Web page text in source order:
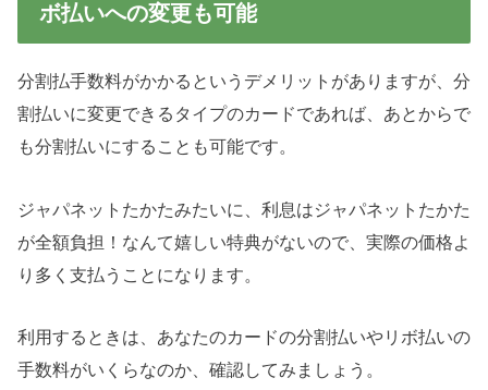
ボ払いへの変更も可能
分割払手数料がかかるというデメリットがありますが、分
割払いに変更できるタイプのカードであれば、あとからで
も分割払いにすることも可能です。
ジャパネットたかたみたいに、利息はジャパネットたかた
が全額負担！なんて嬉しい特典がないので、実際の価格よ
り多く支払うことになります。
利用するときは、あなたのカードの分割払いやリボ払いの
手数料がいくらなのか、確認してみましょう。